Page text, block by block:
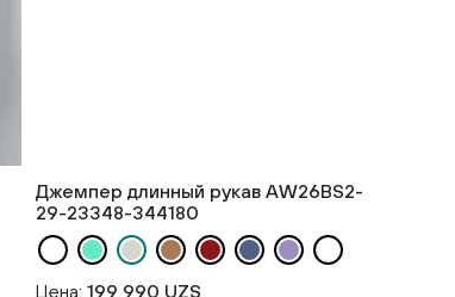
Джемпер длинный рукав AW26BS2-
29-23348-344180
Цена: 199 990 UZS